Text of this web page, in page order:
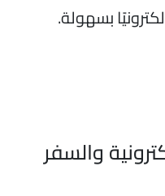
بسهولة.
والسفر